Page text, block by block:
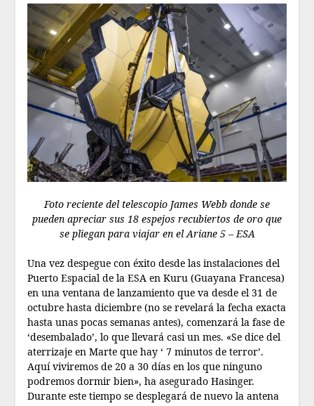
Foto reciente del telescopio James Webb donde se
pueden apreciar sus 18 espejos recubiertos de oro que
se pliegan para viajar en el Ariane 5 –ESA
Una vez despegue con éxito desde las instalaciones del
Puerto Espacial de la ESA en Kuru (Guayana Francesa)
en una ventana de lanzamiento que va desde el 31 de
octubre hasta diciembre (no se revelará la fecha exacta
hasta unas pocas semanas antes), comenzará la fase de
‘desembalado’, lo que llevará casi un mes. «Se dice del
aterrizaje en Marte que hay ‘ 7 minutos de terror’.
Aquí viviremos de 20 a 30 días en los que ninguno
podremos dormir bien», ha asegurado Hasinger.
Durante este tiempo se desplegará de nuevo la antena